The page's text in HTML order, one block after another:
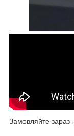
Замовляйте зараз